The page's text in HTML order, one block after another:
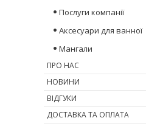
Послуги компанії
Аксесуари для ванної
Мангали
ПРО НАС
НОВИНИ
ВІДГУКИ
ДОСТАВКА ТА ОПЛАТА